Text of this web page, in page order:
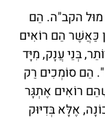
מוּל הקב"ה. הֵם
כַּאֲשֶׁר הֵם רוֹאִים
בְּנֵי עֲנָק, מִיָּד
הֵם סוֹמְכִים רַק
רוֹאִים אֶתְגָּר
אֶלָּא בְּדִיּוּק